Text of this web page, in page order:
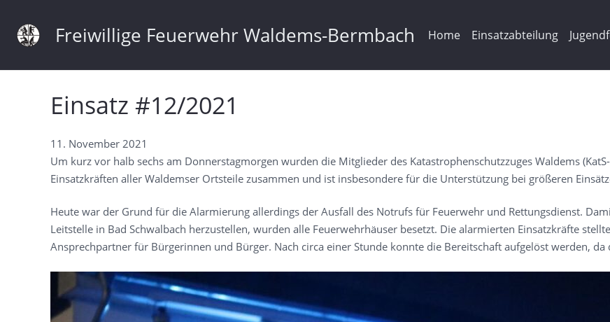
Freiwillige Feuerwehr Waldems-Bermbach Home Einsatzabteilung
Einsatz #12/2021
11. November 2021
Um kurz vor halb sechs am Donnerstagmorgen wurden die Mitglieder des Katastrophenschutzzuges Waldems
Einsatzkräften aller Waldemser Ortsteile zusammen und ist insbesondere für die Unterstützung bei größeren
Heute war der Grund für die Alarmierung allerdings der Ausfall des Notrufs für Feuerwehr und Rettungsdienst.
Leitstelle in Bad Schwalbach herzustellen, wurden alle Feuerwehrhäuser besetzt. Die alarmierten Einsatzkräfte
Ansprechpartner für Bürgerinnen und Bürger. Nach circa einer Stunde konnte die Bereitschaft aufgelöst werden,